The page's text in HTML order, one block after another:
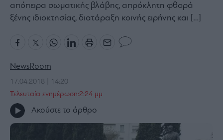
The
Room
Story
Media
Winners
απόπειρα σωματικής βλάβης, απρόκλητη φθορά
ξένης ιδιοκτησίας, διατάραξη κοινής ειρήνης και […]
NewsRoom
17.04.2018 | 14:20
Τελευταία ενημέρωση:2:24 μμ
Ακούστε το άρθρο